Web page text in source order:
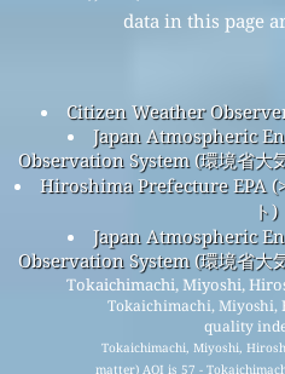
data in this page
Citizen Weather
Japan Atmospheric
Observation System (環境省大
Hiroshima Prefecture EPA
ト)
Japan Atmospheric
Observation System (環境省大
Tokaichimachi, Miyoshi,
Tokaichimachi,
quality
Tokaichimachi, Miyoshi,
matter) AQI is 57 -